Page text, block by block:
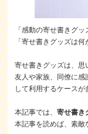
「感動の寄せ書きグッ
「寄せ書きグッズは何
寄せ書きグッズは、思
友人や家族、同僚に感
して利用するケースが
本記事では、寄せ書き
本記事を読めば、素敵